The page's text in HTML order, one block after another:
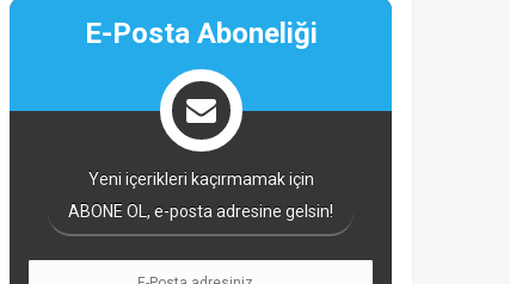
E-Posta Aboneliği
Yeni içerikleri kaçırmamak için
ABONE OL, e-posta adresine gelsin!